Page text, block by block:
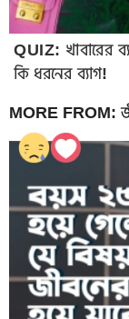
QUIZ: খাবারের
কি ধরনের ব্যাগ!
MORE FROM: